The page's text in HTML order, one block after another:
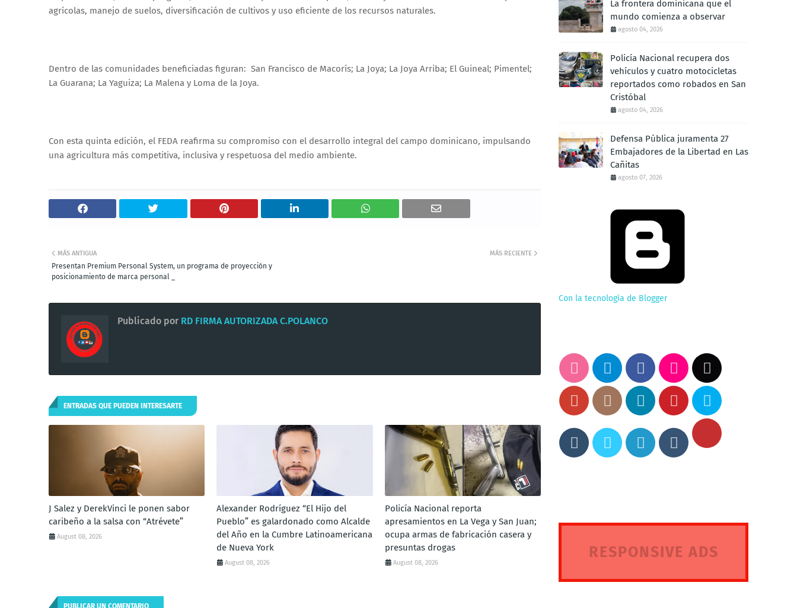
agrícolas, manejo de suelos, diversificación de cultivos y uso eficiente de los recursos naturales.
Dentro de las comunidades beneficiadas figuran: San Francisco de Macorís; La Joya; La Joya Arriba; El Guineal; Pimentel;
La Guarana; La Yaguiza; La Malena y Loma de la Joya.
Con esta quinta edición, el FEDA reafirma su compromiso con el desarrollo integral del campo dominicano, impulsando
una agricultura más competitiva, inclusiva y respetuosa del medio ambiente.
MÁS RECIENTE
MÁS ANTIGUA
Presentan Premium Personal System, un programa de proyección y
posicionamiento de marca personal _
Publicado por RD FIRMA AUTORIZADA C.POLANCO
ENTRADAS QUE PUEDEN INTERESARTE
J Salez y DerekVinci le ponen sabor
caribeño a la salsa con “Atrévete”
August 08, 2026
Alexander Rodríguez “El Hijo del
Pueblo” es galardonado como Alcalde
del Año en la Cumbre Latinoamericana
de Nueva York
August 08, 2026
Policía Nacional reporta
apresamientos en La Vega y San Juan;
ocupa armas de fabricación casera y
presuntas drogas
August 08, 2026
PUBLICAR UN COMENTARIO
La frontera dominicana que el
mundo comienza a observar
agosto 04, 2026
Policía Nacional recupera dos
vehículos y cuatro motocicletas
reportados como robados en San
Cristóbal
agosto 04, 2026
Defensa Pública juramenta 27
Embajadores de la Libertad en Las
Cañitas
agosto 07, 2026
Con la tecnología de Blogger
RESPONSIVE ADS